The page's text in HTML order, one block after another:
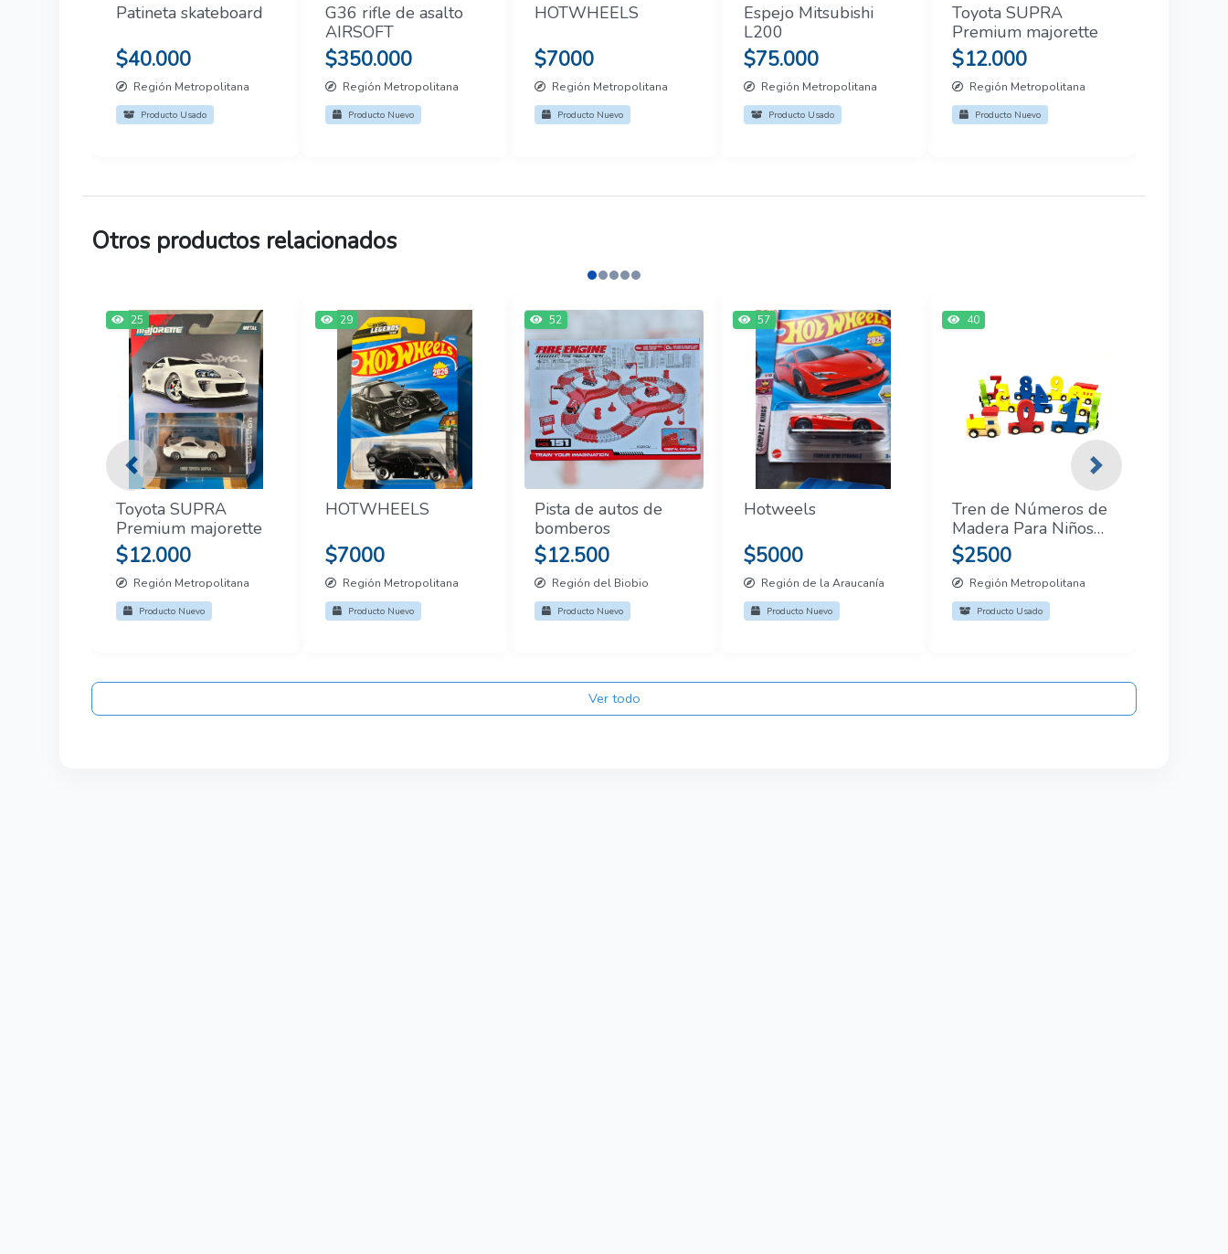
Patineta skateboard
$40.000
Región Metropolitana
Producto Usado
G36 rifle de asalto
AIRSOFT
$350.000
Región Metropolitana
Producto Nuevo
HOTWHEELS
$7000
Región Metropolitana
Producto Nuevo
Espejo Mitsubishi
L200
$75.000
Región Metropolitana
Producto Usado
Toyota SUPRA
Premium majorette
$12.000
Región Metropolitana
Producto Nuevo
Otros productos relacionados
25
Toyota SUPRA
Premium majorette
$12.000
Región Metropolitana
Producto Nuevo
29
HOTWHEELS
$7000
Región Metropolitana
Producto Nuevo
52
Pista de autos de
bomberos
$12.500
Región del Biobio
Producto Nuevo
57
Hotweels
$5000
Región de la Araucanía
Producto Nuevo
40
Tren de Números de
Madera Para Niños
3+ Años de 88 cm
$2500
Región Metropolitana
Producto Usado
Previous Next
Ver todo